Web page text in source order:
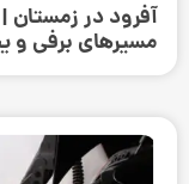
آفرود در زمستان
مسیرهای برفی و